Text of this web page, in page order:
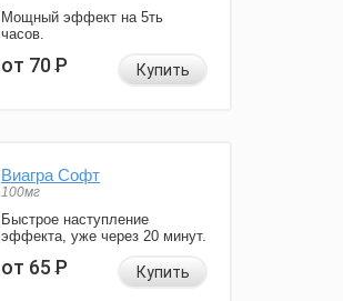
Мощный эффект на 5ть
часов.
от 70Р Купить
Виагра Софт
100мг
Быстрое наступление
эффекта, уже через 20 минут.
от 65Р Купить